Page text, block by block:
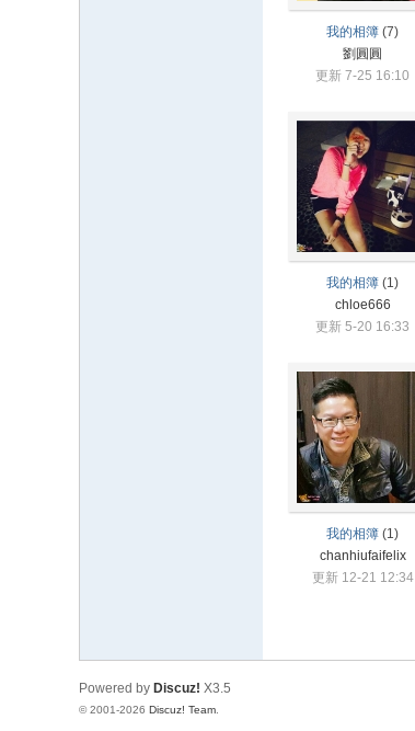
我的相簿 (7)
劉圓圓
更新 7-25 16:10
我的相簿 (1)
chloe666
更新 5-20 16:33
我的相簿 (1)
chanhiufaifelix
更新 12-21 12:34
Powered by Discuz! X3.5
© 2001-2026 Discuz! Team